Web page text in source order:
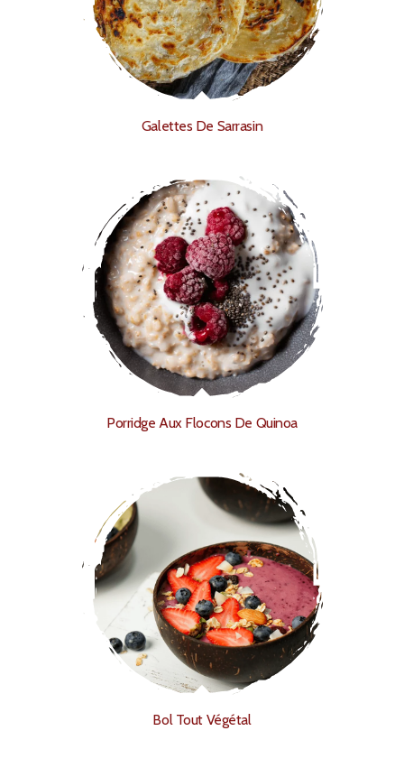
Galettes De Sarrasin
Porridge Aux Flocons De Quinoa
Bol Tout Végétal